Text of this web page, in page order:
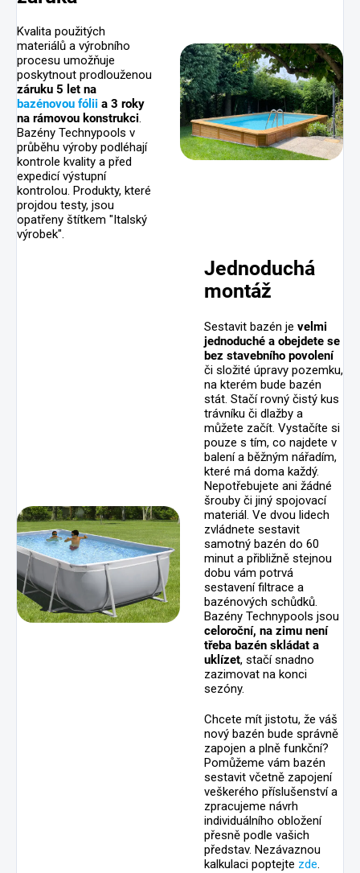
Kvalita použitých
materiálů a výrobního
procesu umožňuje
poskytnout prodlouženou
záruku 5 let na
bazénovou fólii a 3 roky
na rámovou konstrukci.
Bazény Technypools v
průběhu výroby podléhají
kontrole kvality a před
expedicí výstupní
kontrolou. Produkty, které
projdou testy, jsou
opatřeny štítkem "Italský
výrobek".
Jednoduchá
montáž
Sestavit bazén je velmi
jednoduché a obejdete se
bez stavebního povolení
či složité úpravy pozemku,
na kterém bude bazén
stát. Stačí rovný čistý kus
trávníku či dlažby a
můžete začít. Vystačíte si
pouze s tím, co najdete v
balení a běžným nářadím,
které má doma každý.
Nepotřebujete ani žádné
šrouby či jiný spojovací
materiál. Ve dvou lidech
zvládnete sestavit
samotný bazén do 60
minut a přibližně stejnou
dobu vám potrvá
sestavení filtrace a
bazénových schůdků.
Bazény Technypools jsou
celoroční, na zimu není
třeba bazén skládat a
uklízet, stačí snadno
zazimovat na konci
sezóny.
Chcete mít jistotu, že váš
nový bazén bude správně
zapojen a plně funkční?
Pomůžeme vám bazén
sestavit včetně zapojení
veškerého příslušenství a
zpracujeme návrh
individuálního obložení
přesně podle vašich
představ. Nezávaznou
kalkulaci poptejte zde.